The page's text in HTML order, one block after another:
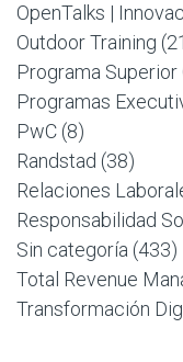
OpenTalks |
Outdoor Training
Programa
Programas
PwC (8)
Randstad (38)
Relaciones
Responsabilidad
Sin categoría (433)
Total Revenue
Transformación